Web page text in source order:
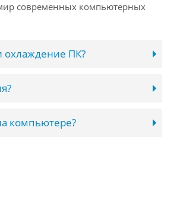
современных компьютерных
охлаждение ПК?
компьютере?